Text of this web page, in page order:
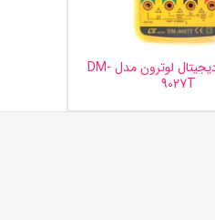
مولتی متر دیجیتال لوترون مدل DM-
9027T